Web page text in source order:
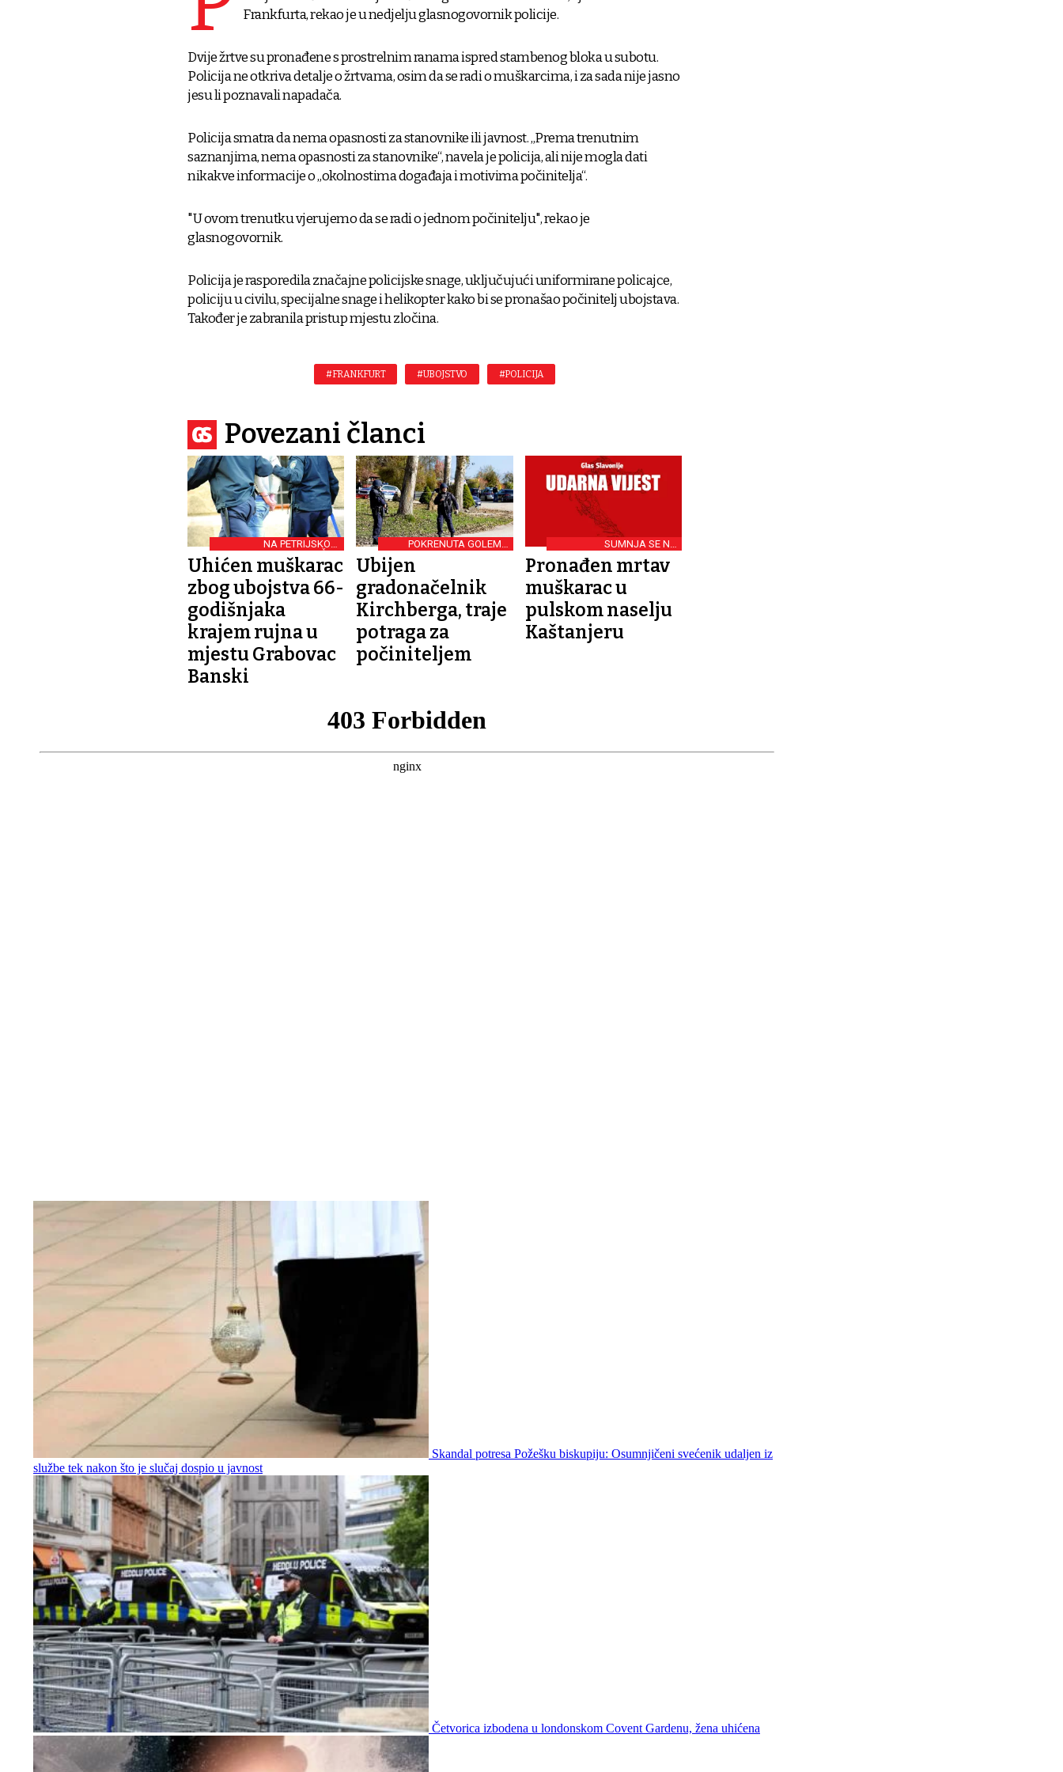
Frankfurta, rekao je u nedjelju glasnogovornik policije.
Dvije žrtve su pronađene s prostrelnim ranama ispred stambenog bloka u subotu.
Policija ne otkriva detalje o žrtvama, osim da se radi o muškarcima, i za sada nije jasno
jesu li poznavali napadača.
Policija smatra da nema opasnosti za stanovnike ili javnost. „Prema trenutnim
saznanjima, nema opasnosti za stanovnike“, navela je policija, ali nije mogla dati
nikakve informacije o „okolnostima događaja i motivima počinitelja“.
"U ovom trenutku vjerujemo da se radi o jednom počinitelju", rekao je
glasnogovornik.
Policija je rasporedila značajne policijske snage, uključujući uniformirane policajce,
policiju u civilu, specijalne snage i helikopter kako bi se pronašao počinitelj ubojstava.
Također je zabranila pristup mjestu zločina.
#FRANKFURT #UBOJSTVO #POLICIJA
Povezani članci
NA PETRIJSKOM
PODRUČJU
Uhićen muškarac
zbog ubojstva 66-
godišnjaka
krajem rujna u
mjestu Grabovac
Banski
POKRENUTA GOLEMA
OPERACIJA
Ubijen
gradonačelnik
Kirchberga, traje
potraga za
počiniteljem
SUMNJA SE NA
UBOJSTVO
Pronađen mrtav
muškarac u
pulskom naselju
Kaštanjeru
Skandal potresa Požešku biskupiju: Osumnjičeni svećenik udaljen iz
službe tek nakon što je slučaj dospio u javnost
Četvorica izbodena u londonskom Covent Gardenu, žena uhićena